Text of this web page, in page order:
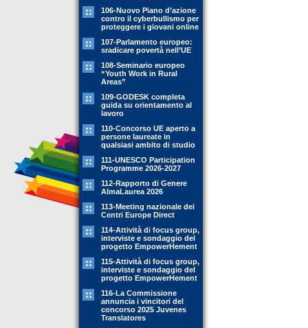
106-Nuovo Piano d’azione
contro il cyberbullismo per
proteggere i giovani online
107-Parlamento europeo:
sradicare povertà nell’UE
108-Seminario europeo
“Youth Work in Rural
Areas”
109-GODESK completa
guida su orientamento al
lavoro
110-Concorso UE aperto a
persone laureate in
qualsiasi ambito di studio
111-UNESCO Participation
Programme 2026-2027
112-Rapporto di Genere
AlmaLaurea 2026
113-Meeting nazionale dei
Centri Europe Direct
114-Attività di focus group,
interviste e sondaggio del
progetto EmpowerHement
115-Attività di focus group,
interviste e sondaggio del
progetto EmpowerHement
116-La Commissione
annuncia i vincitori del
concorso 2025 Juvenes
Translatores